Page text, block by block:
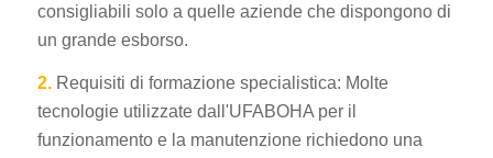
consigliabili solo a quelle aziende che dispongono di
un grande esborso.
2.Requisiti di formazione specialistica: Molte
tecnologie utilizzate dall'UFABOHA per il
funzionamento e la manutenzione richiedono una